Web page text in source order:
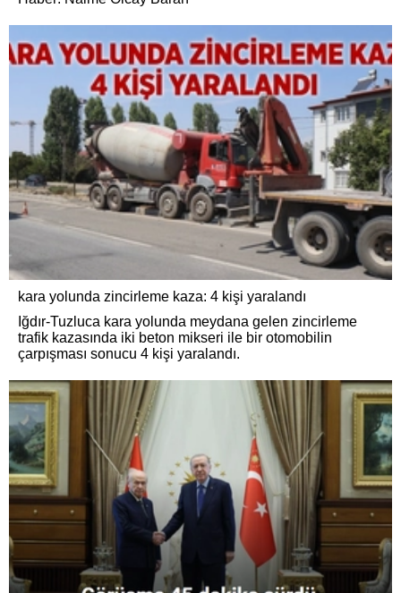
kara yolunda zincirleme kaza: 4 kişi yaralandı
Iğdır-Tuzluca kara yolunda meydana gelen zincirleme
trafik kazasında iki beton mikseri ile bir otomobilin
çarpışması sonucu 4 kişi yaralandı.